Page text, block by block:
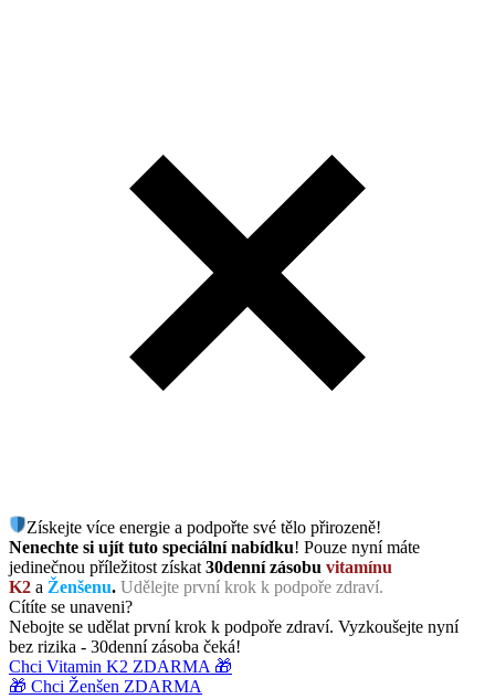
Získejte více energie a podpořte své tělo přirozeně!
Nenechte si ujít tuto speciální nabídku! Pouze nyní máte
jedinečnou příležitost získat 30denní zásobu vitamínu
K2 a Ženšenu. Udělejte první krok k podpoře zdraví.
Cítíte se unaveni?
Nebojte se udělat první krok k podpoře zdraví. Vyzkoušejte nyní
bez rizika - 30denní zásoba čeká!
Chci Vitamin K2 ZDARMA 🎁
🎁 Chci Ženšen ZDARMA